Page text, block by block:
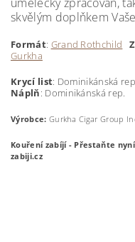
skvělým doplňkem
Formát: Grand Rothchild
Gurkha
Krycí list: Dominikánská
Náplň: Dominikánská rep.
Výrobce: Gurkha Cigar Group
Kouření zabíjí - Přestaňte
zabiji.cz